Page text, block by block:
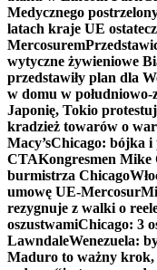
Medycznego
latach kraje UE
Mercosurem
wytyczne żywieniowe
przedstawiły plan dla
w domu w południowo-
Japonię, Tokio
kradzież towarów o
Macy’sChicago: bójka i
CTAKongresmen Mike
burmistrza Chicago
umowę UE-Mercosur
rezygnuje z walki o
oszustwamiChicago: 3
LawndaleWenezuela:
Maduro to ważny krok,